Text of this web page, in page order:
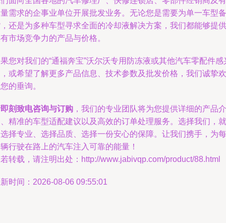
需求的企事业单位开展批发业务。无论您是需要为单一车型备
还是为多种车型寻求全面的冷却液解决方案，我们都能够提供
市场竞争力的产品与价格。
您对我们的“通福奔宝”沃尔沃专用防冻液或其他汽车零配件感
或希望了解更多产品信息、技术参数及批发价格，我们诚挚欢
的垂询。
刻致电咨询与订购 ，我们的专业团队将为您提供详细的产品介
精准的车型适配建议以及高效的订单处理服务。选择我们，就
择专业、选择品质、选择一份安心的保障。让我们携手，为每
行驶在路上的汽车注入可靠的能量！
转载，请注明出处：http://www.jabivqp.com/product/88.html
时间：2026-08-06 09:55:01